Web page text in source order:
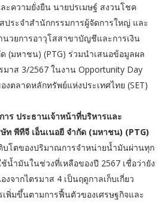
ะความยั่งยืน นายปรเมษฐ์ สงวนโชค
ประจำสำนักกรรมการผู้จัดการใหญ่ และ
วยการอาวุโสสาขาบัญชีและการเงิน
(มหาชน) (PTG) ร่วมนำเสนอข้อมูลผล
มาส 3/2567 ในงาน Opportunity Day
ตลาดหลักทรัพย์แห่งประเทศไทย (SET)
ร ประธานเจ้าหน้าที่บริหารและ
ท พีทีจี เอ็นเนอยี จำกัด (มหาชน) (PTG)
บโตของปริมาณการจำหน่ายน้ำมันผ่านทุก
น้ำมันในช่วงที่เหลือของปี 2567 เชื่อว่ายัง
งจากไตรมาส 4 เป็นฤดูกาลเก็บเกี่ยว
เพิ่มขึ้นตามการฟื้นตัวของเศรษฐกิจและ